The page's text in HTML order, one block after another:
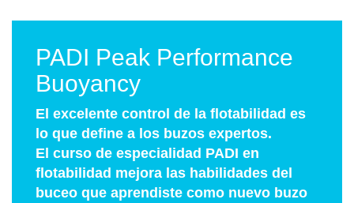
PADI Peak Performance
Buoyancy
El excelente control de la flotabilidad es
lo que define a los buzos expertos.
El curso de especialidad PADI en
flotabilidad mejora las habilidades del
buceo que aprendiste como nuevo buzo